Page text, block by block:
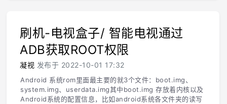
刷机-电视盒子/ 智能电视通过
ADB获取ROOT权限
凝视 发布于 2022-10-01 17:32
Android 系统rom里面最主要的就3个文件：boot.img、
system.img、userdata.img其中boot.img 存放着内核以及
Android系统的配置信息，比如android系统各文件夹的读写